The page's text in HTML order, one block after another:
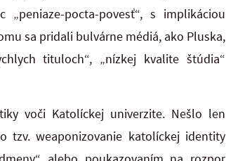
pocta-povesť“, s implikáciou
sa pridali bulvárne médiá, ako Pluska,
tituloch“, „nízkej kvalite štúdia“
voči Katolíckej univerzite. Nešlo len
tzv. weaponizovanie katolíckej identity